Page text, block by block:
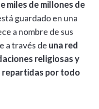
miles de millones de
guardado en una
a nombre de sus
a través de una red
religiosas y
por todo